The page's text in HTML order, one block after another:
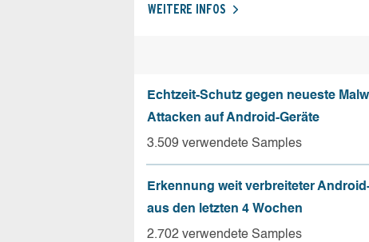
WEITERE INFOS
Echtzeit-Schutz gegen neueste
Attacken auf Android-Geräte
3.509 verwendete Samples
Erkennung weit verbreiteter
aus den letzten 4 Wochen
2.702 verwendete Samples